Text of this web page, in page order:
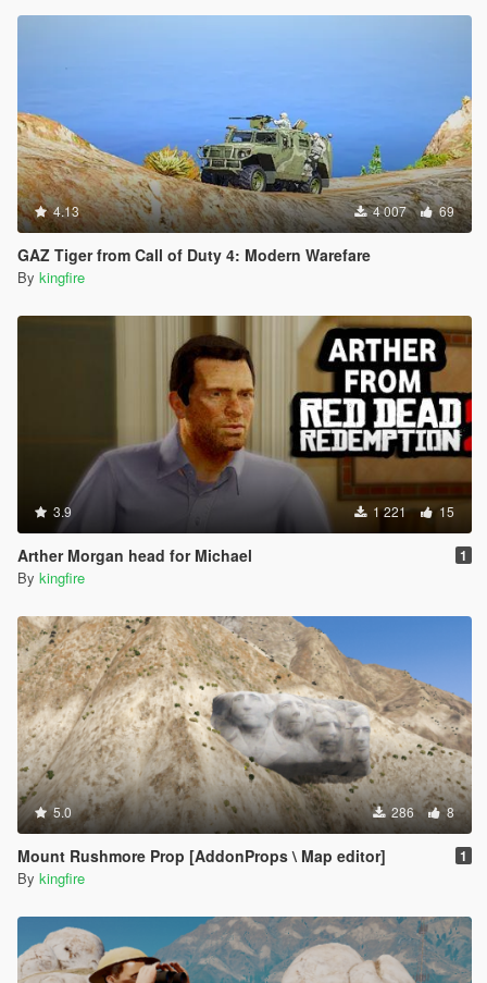
4.13 4 007 69
GAZ Tiger from Call of Duty 4: Modern Warefare
By kingfire
3.9 1 221 15
Arther Morgan head for Michael 1
By kingfire
5.0 286 8
Mount Rushmore Prop [AddonProps \ Map editor] 1
By kingfire